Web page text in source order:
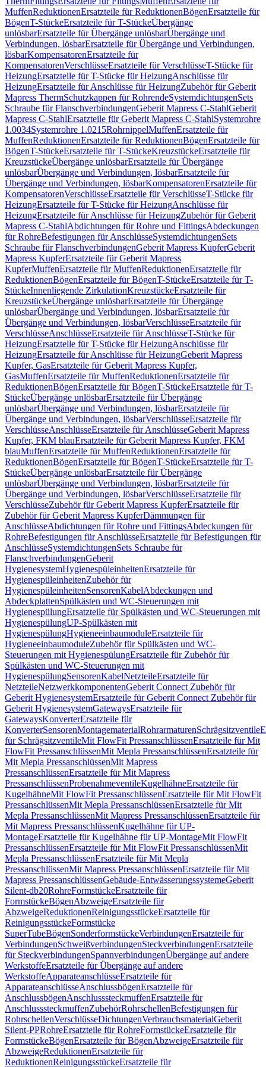
MuffenReduktionenErsatzteile für ReduktionenBögenErsatzteile für
BögenT-StückeErsatzteile für T-StückeÜbergänge
unlösbarErsatzteile für Übergänge unlösbarÜbergänge und
Verbindungen, lösbarErsatzteile für Übergänge und Verbindungen,
lösbarKompensatorenErsatzteile für
KompensatorenVerschlüsseErsatzteile für VerschlüsseT-Stücke für
HeizungErsatzteile für T-Stücke für HeizungAnschlüsse für
HeizungErsatzteile für Anschlüsse für HeizungZubehör für Geberit
Mapress ThermSchutzkappen für RohrendeSystemdichtungenSets
Schraube für FlanschverbindungenGeberit Mapress C-StahlGeberit
Mapress C-StahlErsatzteile für Geberit Mapress C-StahlSystemrohre
1.0034Systemrohre 1.0215RohrnippelMuffenErsatzteile für
MuffenReduktionenErsatzteile für ReduktionenBögenErsatzteile für
BögenT-StückeErsatzteile für T-StückeKreuzstückeErsatzteile für
KreuzstückeÜbergänge unlösbarErsatzteile für Übergänge
unlösbarÜbergänge und Verbindungen, lösbarErsatzteile für
Übergänge und Verbindungen, lösbarKompensatorenErsatzteile für
KompensatorenVerschlüsseErsatzteile für VerschlüsseT-Stücke für
HeizungErsatzteile für T-Stücke für HeizungAnschlüsse für
HeizungErsatzteile für Anschlüsse für HeizungZubehör für Geberit
Mapress C-StahlAbdichtungen für Rohre und FittingsAbdeckungen
für RohreBefestigungen für AnschlüsseSystemdichtungenSets
Schraube für FlanschverbindungenGeberit Mapress KupferGeberit
Mapress KupferErsatzteile für Geberit Mapress
KupferMuffenErsatzteile für MuffenReduktionenErsatzteile für
ReduktionenBögenErsatzteile für BögenT-StückeErsatzteile für T-
StückeInnenliegende ZirkulationKreuzstückeErsatzteile für
KreuzstückeÜbergänge unlösbarErsatzteile für Übergänge
unlösbarÜbergänge und Verbindungen, lösbarErsatzteile für
Übergänge und Verbindungen, lösbarVerschlüsseErsatzteile für
VerschlüsseAnschlüsseErsatzteile für AnschlüsseT-Stücke für
HeizungErsatzteile für T-Stücke für HeizungAnschlüsse für
HeizungErsatzteile für Anschlüsse für HeizungGeberit Mapress
Kupfer, GasErsatzteile für Geberit Mapress Kupfer,
GasMuffenErsatzteile für MuffenReduktionenErsatzteile für
ReduktionenBögenErsatzteile für BögenT-StückeErsatzteile für T-
StückeÜbergänge unlösbarErsatzteile für Übergänge
unlösbarÜbergänge und Verbindungen, lösbarErsatzteile für
Übergänge und Verbindungen, lösbarVerschlüsseErsatzteile für
VerschlüsseAnschlüsseErsatzteile für AnschlüsseGeberit Mapress
Kupfer, FKM blauErsatzteile für Geberit Mapress Kupfer, FKM
blauMuffenErsatzteile für MuffenReduktionenErsatzteile für
ReduktionenBögenErsatzteile für BögenT-StückeErsatzteile für T-
StückeÜbergänge unlösbarErsatzteile für Übergänge
unlösbarÜbergänge und Verbindungen, lösbarErsatzteile für
Übergänge und Verbindungen, lösbarVerschlüsseErsatzteile für
VerschlüsseZubehör für Geberit Mapress KupferErsatzteile für
Zubehör für Geberit Mapress KupferDämmungen für
AnschlüsseAbdichtungen für Rohre und FittingsAbdeckungen für
RohreBefestigungen für AnschlüsseErsatzteile für Befestigungen für
AnschlüsseSystemdichtungenSets Schraube für
FlanschverbindungenGeberit
HygienesystemHygienespüleinheitenErsatzteile für
HygienespüleinheitenZubehör für
HygienespüleinheitenSensorenKabelAbdeckungen und
AbdeckplattenSpülkästen und WC-Steuerungen mit
HygienespülungErsatzteile für Spülkästen und WC-Steuerungen mit
HygienespülungUP-Spülkästen mit
HygienespülungHygieneeinbaumoduleErsatzteile für
HygieneeinbaumoduleZubehör für Spülkästen und WC-
Steuerungen mit HygienespülungErsatzteile für Zubehör für
Spülkästen und WC-Steuerungen mit
HygienespülungSensorenKabelNetzteileErsatzteile für
NetzteileNetzwerkkomponentenGeberit Connect Zubehör für
Geberit HygienesystemErsatzteile für Geberit Connect Zubehör für
Geberit HygienesystemGatewaysErsatzteile für
GatewaysKonverterErsatzteile für
KonverterSensorenMontagematerialRohrarmaturenSchrägsitzventile
für SchrägsitzventileMit FlowFit PressanschlüssenErsatzteile für Mit
FlowFit PressanschlüssenMit Mepla PressanschlüssenErsatzteile für
Mit Mepla PressanschlüssenMit Mapress
PressanschlüssenErsatzteile für Mit Mapress
PressanschlüssenProbenahmeventileKugelhähneErsatzteile für
KugelhähneMit FlowFit PressanschlüssenErsatzteile für Mit FlowFit
PressanschlüssenMit Mepla PressanschlüssenErsatzteile für Mit
Mepla PressanschlüssenMit Mapress PressanschlüssenErsatzteile für
Mit Mapress PressanschlüssenKugelhähne für UP-
MontageErsatzteile für Kugelhähne für UP-MontageMit FlowFit
PressanschlüssenErsatzteile für Mit FlowFit PressanschlüssenMit
Mepla PressanschlüssenErsatzteile für Mit Mepla
PressanschlüssenMit Mapress PressanschlüssenErsatzteile für Mit
Mapress PressanschlüssenGebäude-EntwässerungssystemeGeberit
Silent-db20RohreFormstückeErsatzteile für
FormstückeBögenAbzweigeErsatzteile für
AbzweigeReduktionenReinigungsstückeErsatzteile für
ReinigungsstückeFormstücke
SuperTubeBögenSonderformstückeVerbindungenErsatzteile für
VerbindungenSchweißverbindungenSteckverbindungenErsatzteile
für SteckverbindungenSpannverbindungenÜbergänge auf andere
WerkstoffeErsatzteile für Übergänge auf andere
WerkstoffeApparateanschlüsseErsatzteile für
ApparateanschlüsseAnschlussbögenErsatzteile für
AnschlussbögenAnschlusssteckmuffenErsatzteile für
AnschlusssteckmuffenZubehörRohrschellenBefestigungen für
RohrschellenVerschlüsseDichtungenVerbrauchsmaterialGeberit
Silent-PPRohreErsatzteile für RohreFormstückeErsatzteile für
FormstückeBögenErsatzteile für BögenAbzweigeErsatzteile für
AbzweigeReduktionenErsatzteile für
ReduktionenReinigungsstückeErsatzteile für